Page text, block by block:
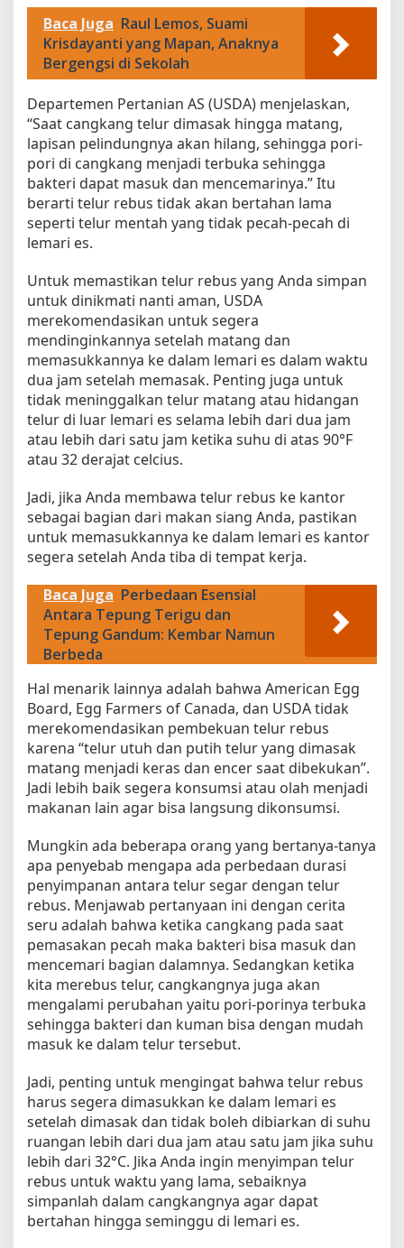
u
m
s
Baca Juga Raul Lemos, Suami
Krisdayanti yang Mapan, Anaknya
Bergengsi di Sekolah
Departemen Pertanian AS (USDA) menjelaskan,
“Saat cangkang telur dimasak hingga matang,
lapisan pelindungnya akan hilang, sehingga pori-
pori di cangkang menjadi terbuka sehingga
bakteri dapat masuk dan mencemarinya.” Itu
berarti telur rebus tidak akan bertahan lama
seperti telur mentah yang tidak pecah-pecah di
lemari es.
Untuk memastikan telur rebus yang Anda simpan
untuk dinikmati nanti aman, USDA
merekomendasikan untuk segera
mendinginkannya setelah matang dan
memasukkannya ke dalam lemari es dalam waktu
dua jam setelah memasak. Penting juga untuk
tidak meninggalkan telur matang atau hidangan
telur di luar lemari es selama lebih dari dua jam
atau lebih dari satu jam ketika suhu di atas 90°F
atau 32 derajat celcius.
Jadi, jika Anda membawa telur rebus ke kantor
sebagai bagian dari makan siang Anda, pastikan
untuk memasukkannya ke dalam lemari es kantor
segera setelah Anda tiba di tempat kerja.
Baca Juga Perbedaan Esensial
Antara Tepung Terigu dan
Tepung Gandum: Kembar Namun
Berbeda
Hal menarik lainnya adalah bahwa American Egg
Board, Egg Farmers of Canada, dan USDA tidak
merekomendasikan pembekuan telur rebus
karena “telur utuh dan putih telur yang dimasak
matang menjadi keras dan encer saat dibekukan”.
Jadi lebih baik segera konsumsi atau olah menjadi
makanan lain agar bisa langsung dikonsumsi.
Mungkin ada beberapa orang yang bertanya-tanya
apa penyebab mengapa ada perbedaan durasi
penyimpanan antara telur segar dengan telur
rebus. Menjawab pertanyaan ini dengan cerita
seru adalah bahwa ketika cangkang pada saat
pemasakan pecah maka bakteri bisa masuk dan
mencemari bagian dalamnya. Sedangkan ketika
kita merebus telur, cangkangnya juga akan
mengalami perubahan yaitu pori-porinya terbuka
sehingga bakteri dan kuman bisa dengan mudah
masuk ke dalam telur tersebut.
Jadi, penting untuk mengingat bahwa telur rebus
harus segera dimasukkan ke dalam lemari es
setelah dimasak dan tidak boleh dibiarkan di suhu
ruangan lebih dari dua jam atau satu jam jika suhu
lebih dari 32°C. Jika Anda ingin menyimpan telur
rebus untuk waktu yang lama, sebaiknya
simpanlah dalam cangkangnya agar dapat
bertahan hingga seminggu di lemari es.